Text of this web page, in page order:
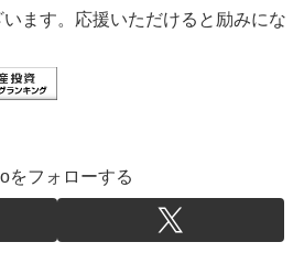
ます。応援いただけると励みにな
をフォローする